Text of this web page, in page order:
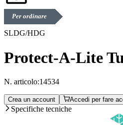
Per ordinare
SLDG/HDG
Protect-A-Lite
N. articolo:14534
Crea un account Accedi per fare
Specifiche tecniche